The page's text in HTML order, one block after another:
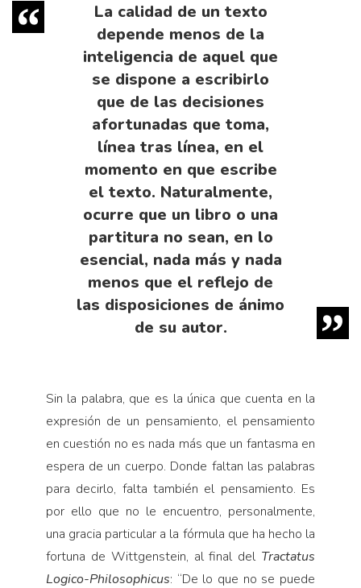
La calidad de un texto
depende menos de la
inteligencia de aquel que
se dispone a escribirlo
que de las decisiones
afortunadas que toma,
línea tras línea, en el
momento en que escribe
el texto. Naturalmente,
ocurre que un libro o una
partitura no sean, en lo
esencial, nada más y nada
menos que el reflejo de
las disposiciones de ánimo
de su autor.
Sin la palabra, que es la única que cuenta en la
expresión de un pensamiento, el pensamiento
en cuestión no es nada más que un fantasma en
espera de un cuerpo. Donde faltan las palabras
para decirlo, falta también el pensamiento. Es
por ello que no le encuentro, personalmente,
una gracia particular a la fórmula que ha hecho la
fortuna de Wittgenstein, al final del Tractatus
Logico-Philosophicus: “De lo que no se puede